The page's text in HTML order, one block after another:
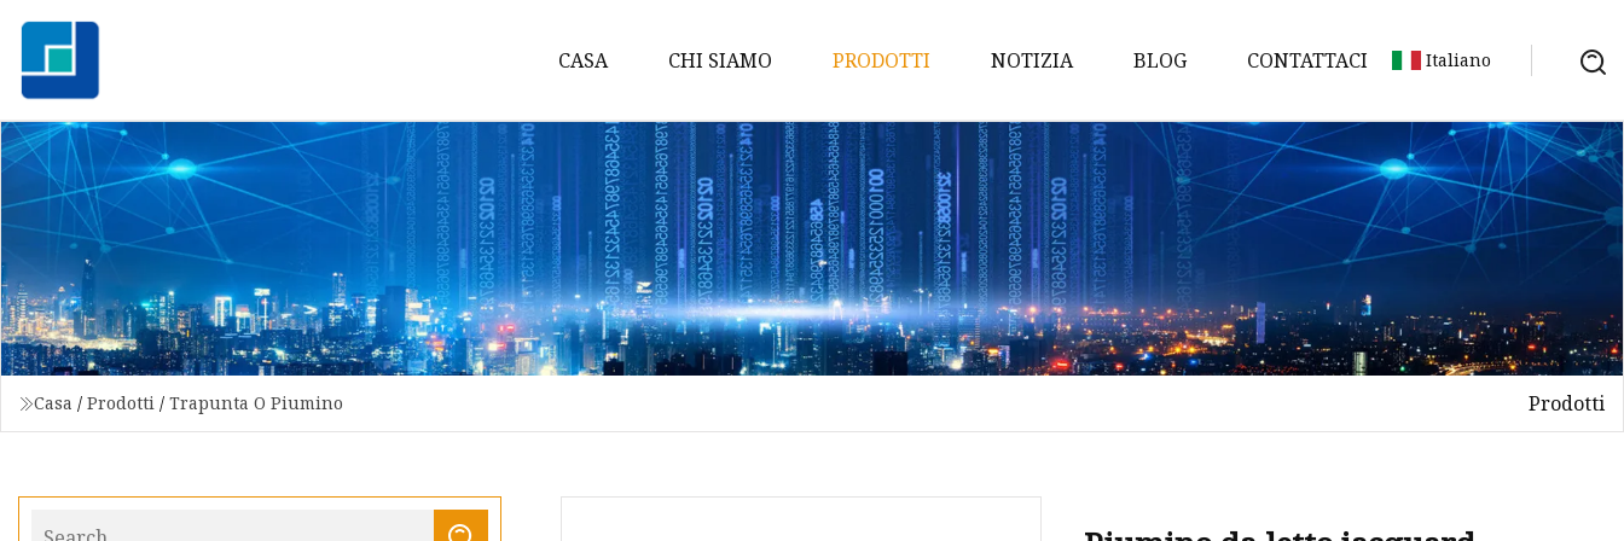
CASA CHI SIAMO PRODOTTI
Bagno
Cuscino
Coperta
Set di lenzuola
Federa per cuscino
Imbottitura del materasso
Coprimaterasso
NOTIZIA BLOG CONTATTACI Italiano
Casa / Prodotti / Trapunta O Piumino Prodotti